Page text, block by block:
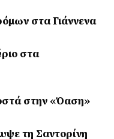
στα Γιάννενα
στα
στην «Όαση»
τη Σαντορίνη